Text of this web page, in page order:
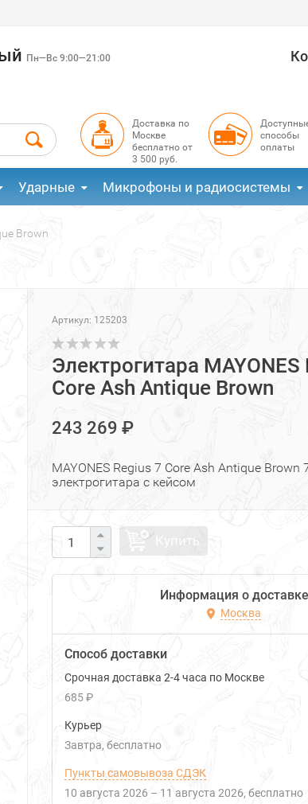
Пн—Вс 9:00—21:00
Доставка по
Москве
бесплатно от
3 500 руб.
способы
оплаты
Ударные Микрофоны и радиосистемы
Brown
Артикул: 125203
Электрогитара MAYONES
Core Ash Antique Brown
243 269 ₽
MAYONES Regius 7 Core Ash Antique Brown
электрогитара с кейсом
Купить
Информация о доставке
Москва
Способ доставки
Срочная доставка 2-4 часа по Москве
685 ₽
Курьер
Завтра
Бесплатно
Пункты самовывоза СДЭК
10 августа 2026 – 11 августа 2026 Бесплатно